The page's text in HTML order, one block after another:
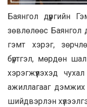
Баянгол дүүргийн
зөвлөлөөс Баянгол
гэмт хэрэг,
бүртгэл, мөрдөн
хэрэгжүүлэхэд
ажиллагааг
шийдвэрлэн